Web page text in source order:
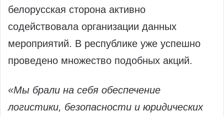
белорусская сторона активно
содействовала организации данных
мероприятий. В республике уже успешно
проведено множество подобных акций.
«Мы брали на себя обеспечение
логистики, безопасности и юридических